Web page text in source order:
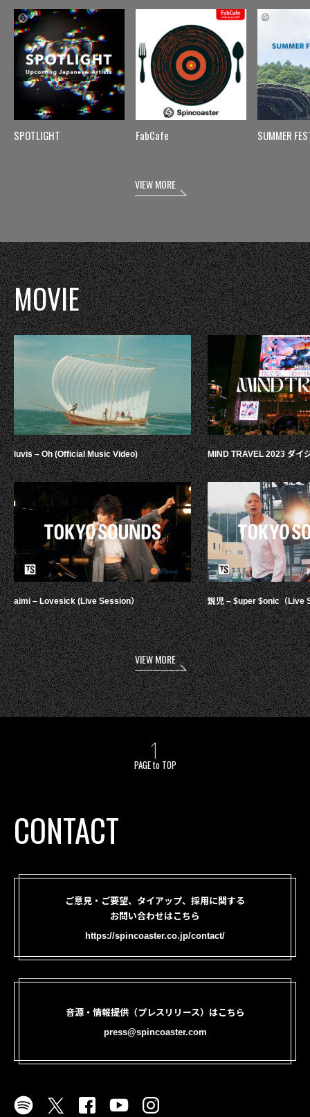
SPOTLIGHT FabCafe SUMMER
VIEW MORE
MOVIE
luvis – Oh (Official Music Video)
aimi – Lovesick (Live Session）
MIND TRAVEL 2023 ダイ
鋭児 – $uper $onic（Live
VIEW MORE
PAGE to TOP
CONTACT
ご意見・ご要望、タイアップ、採用に関する
お問い合わせはこちら
https://spincoaster.co.jp/contact/
音源・情報提供（プレスリリース）はこちら
press@spincoaster.com